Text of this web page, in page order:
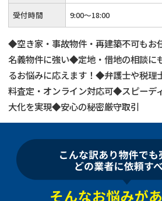
受付時間 9:00～18:00
◆空き家・事故物件・再建築不可もお
名義物件に強い◆定地・借地の相談に
るお悩みに応えます！◆弁護士や税
料査定・オンライン対応可◆スピーデ
大化を実現◆安心の秘密厳守取引